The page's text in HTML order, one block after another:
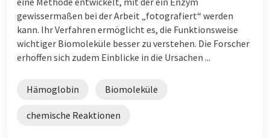
gewissermaßen bei der Arbeit „fotografiert“ werden
kann. Ihr Verfahren ermöglicht es, die Funktionsweise
wichtiger Biomoleküle besser zu verstehen. Die Forscher
erhoffen sich zudem Einblicke in die Ursachen ...
Hämoglobin Biomoleküle
chemische Reaktionen